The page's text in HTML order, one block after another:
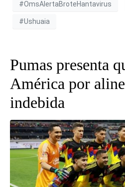
#OmsAlertaBroteHantavirus
#Ushuaia
Pumas presenta
América por
indebida